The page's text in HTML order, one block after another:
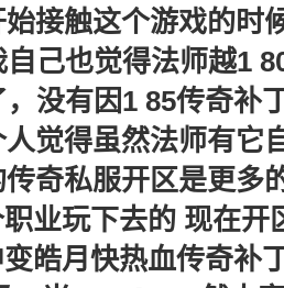
接触这个游戏的时
己也觉得法师越1
没有因1 85传奇补
觉得虽然法师有它
奇私服开区是更多
业玩下去的 现在
皓月快热血传奇补